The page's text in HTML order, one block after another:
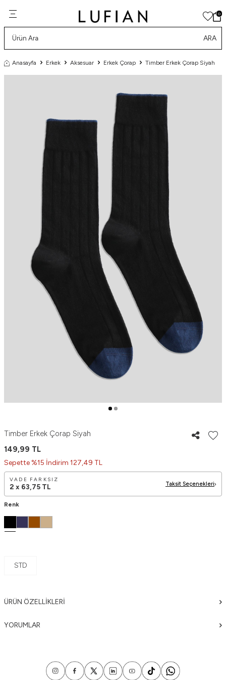
0
ARA
Anasayfa Erkek Aksesuar Erkek Çorap Timber Erkek Çorap Siyah
Timber Erkek Çorap Siyah
149,99 TL
Sepette %15 İndirim 127,49 TL
VADE FARKSIZ
2 x 63,75 TL Taksit Seçenekleri
Renk
STD
ÜRÜN ÖZELLIKLERI
YORUMLAR